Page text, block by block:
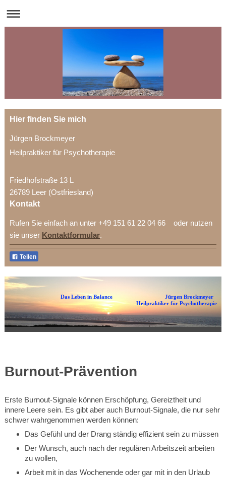
Hier finden Sie mich
Jürgen Brockmeyer
Heilpraktiker für Psychotherapie
Friedhofstraße 13 L
26789 Leer (Ostfriesland)
Kontakt
Rufen Sie einfach an unter +49 151 61 22 04 66 oder nutzen
sie unser Kontaktformular.
Teilen
Das Leben in Balance Jürgen Brockmeyer
Heilpraktiker für Psychotherapie
Burnout-Prävention
Erste Burnout-Signale können Erschöpfung, Gereiztheit und
innere Leere sein. Es gibt aber auch Burnout-Signale, die nur sehr
schwer wahrgenommen werden können:
Das Gefühl und der Drang ständig effizient sein zu müssen
Der Wunsch, auch nach der regulären Arbeitszeit arbeiten
zu wollen,
Arbeit mit in das Wochenende oder gar mit in den Urlaub